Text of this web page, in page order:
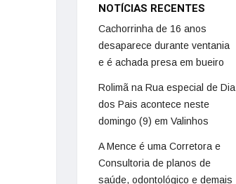
NOTÍCIAS RECENTES
Cachorrinha de 16 anos
desaparece durante ventania
e é achada presa em bueiro
Rolimã na Rua especial de Dia
dos Pais acontece neste
domingo (9) em Valinhos
A Mence é uma Corretora e
Consultoria de planos de
saúde, odontológico e demais